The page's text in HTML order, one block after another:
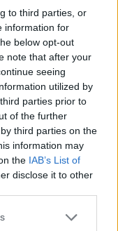
to third parties, or
information for
below opt-out
note that after your
seeing
utilized by
parties prior to
of the further
third parties on the
information may
the IAB’s List of
disclose it to other
or more Google
Active Member
#590512
κάποια FOS γιατί
σε πλατφόρμες
(και